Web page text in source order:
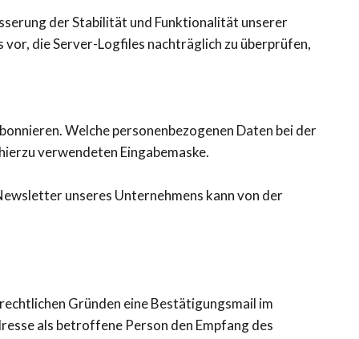
der Stabilität und Funktionalität unserer
die Server-Logfiles nachträglich zu überprüfen,
Welche personenbezogenen Daten bei der
verwendeten Eingabemaske.
unseres Unternehmens kann von der
Gründen eine Bestätigungsmail im
als betroffene Person den Empfang des